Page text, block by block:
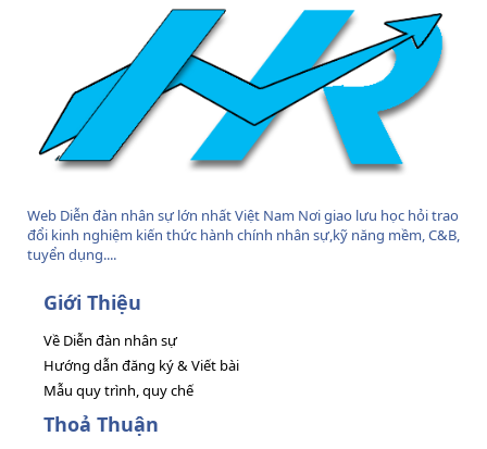
Web Diễn đàn nhân sự lớn nhất Việt Nam Nơi giao lưu học hỏi trao
đổi kinh nghiệm kiến thức hành chính nhân sự,kỹ năng mềm, C&B,
tuyển dụng....
Giới Thiệu
Về Diễn đàn nhân sự
Hướng dẫn đăng ký & Viết bài
Mẫu quy trình, quy chế
Thoả Thuận